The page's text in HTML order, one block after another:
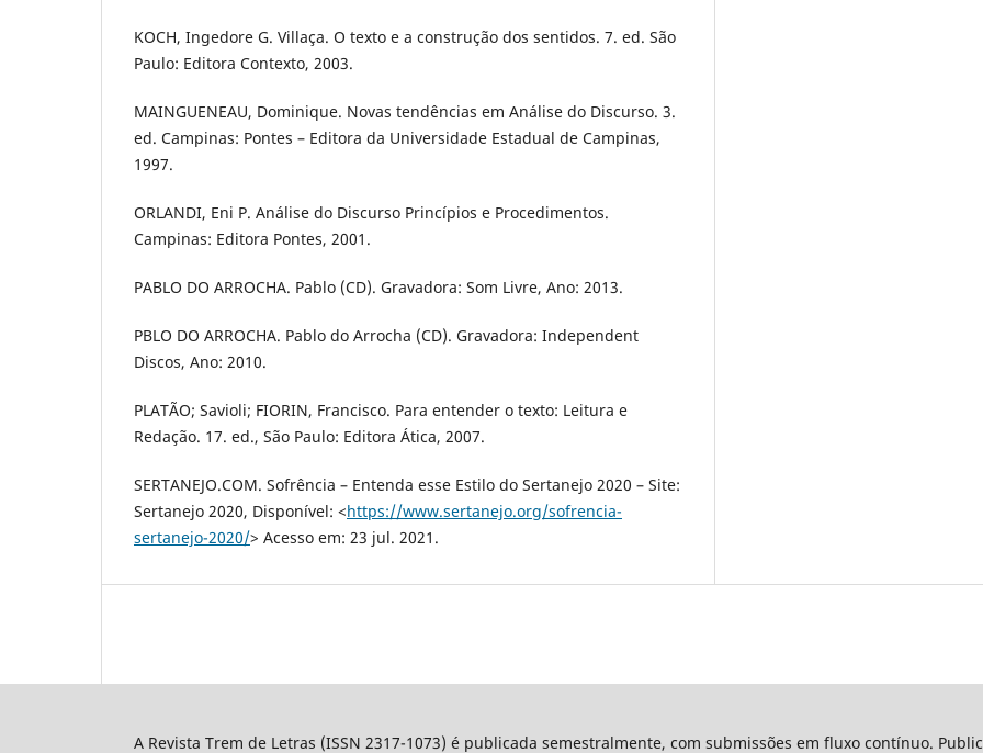
KOCH, Ingedore G. Villaça. O texto e a construção dos sentidos. 7. ed. São
Paulo: Editora Contexto, 2003.
MAINGUENEAU, Dominique. Novas tendências em Análise do Discurso. 3.
ed. Campinas: Pontes – Editora da Universidade Estadual de Campinas,
1997.
ORLANDI, Eni P. Análise do Discurso Princípios e Procedimentos.
Campinas: Editora Pontes, 2001.
PABLO DO ARROCHA. Pablo (CD). Gravadora: Som Livre, Ano: 2013.
PBLO DO ARROCHA. Pablo do Arrocha (CD). Gravadora: Independent
Discos, Ano: 2010.
PLATÃO; Savioli; FIORIN, Francisco. Para entender o texto: Leitura e
Redação. 17. ed., São Paulo: Editora Ática, 2007.
SERTANEJO.COM. Sofrência – Entenda esse Estilo do Sertanejo 2020 – Site:
Sertanejo 2020, Disponível: <https://www.sertanejo.org/sofrencia-
sertanejo-2020/> Acesso em: 23 jul. 2021.
A Revista Trem de Letras (ISSN 2317-1073) é publicada semestralmente, com submissões em fluxo contínuo.